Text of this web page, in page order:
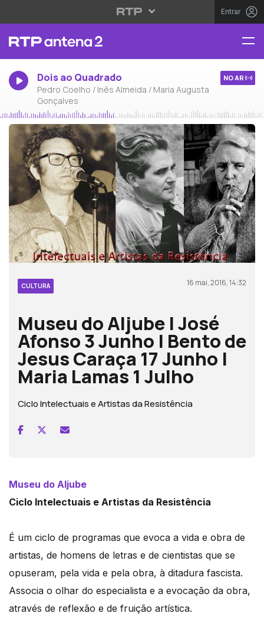
Entrar
Dois ao Quadrado
Pedro Coelho / Inês Almeida / Maria Augusta
Gonçalves
NO AR
CULTURA 16 mai, 2016, 14:32
Museu do Aljube | José
Afonso 3 Junho | Bento de
Jesus Caraça 17 Junho |
Maria Lamas 1 Julho
Ciclo Intelectuais e Artistas da Resistência
Museu do Aljube
Ciclo Intelectuais e Artistas da Resistência
É um ciclo de programas que evoca a vida e obra de
artistas, de homens de letras e de cientistas que se
opuseram, pela vida e pela obra, à ditadura fascista.
Associa o olhar do especialista e a evocação da obra,
através de reflexão e de fruição artística.